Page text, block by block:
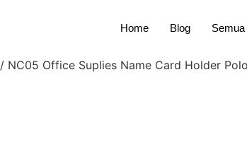
Home Blog
/ NC05 Office Suplies Name Card Holder